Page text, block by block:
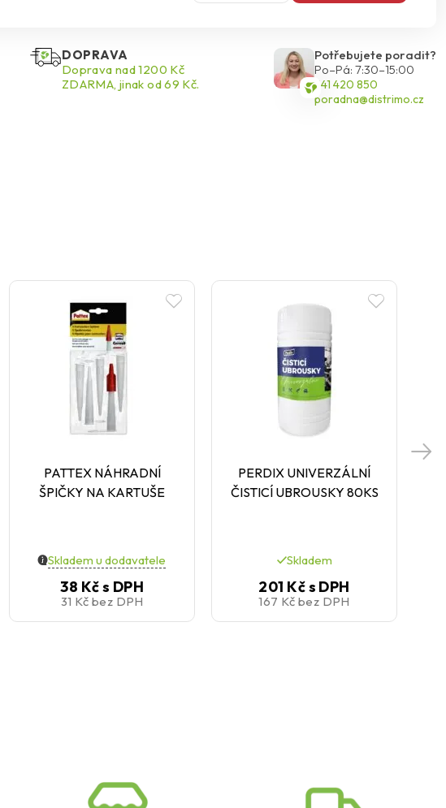
DOPRAVA
Doprava nad 1200 Kč
ZDARMA, jinak od 69 Kč.
Potřebujete poradit?
Po–Pá: 7:30–15:00
541 420 850
poradna@distrimo.cz
PATTEX NÁHRADNÍ
ŠPIČKY NA KARTUŠE
Skladem u dodavatele
38 Kčs DPH
31 Kčbez DPH
PERDIX UNIVERZÁLNÍ
ČISTICÍ UBROUSKY 80KS
Skladem
201 Kčs DPH
167 Kčbez DPH